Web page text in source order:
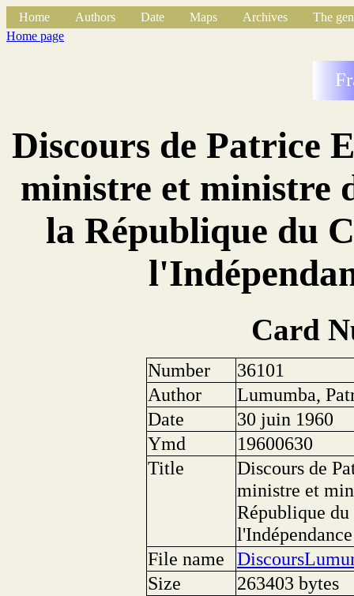
Home Authors Date Maps Archives
The
Home page
Discours de Patrice
ministre et ministre
la République du
Card
Number
36101
Author
Lumumba,
Date
30 juin 1960
Ymd
19600630
Title
Discours de
ministre et
République
File name
Size
263403 bytes